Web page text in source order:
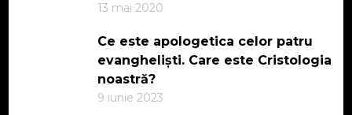
13 mai 2020
Ce este apologetica celor patru
evangheliști. Care este Cristologia
noastră?
9 iunie 2023